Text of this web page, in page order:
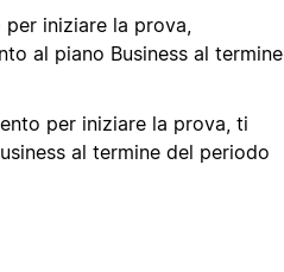
iniziare la prova,
al piano Business al termine
per iniziare la prova, ti
al termine del periodo